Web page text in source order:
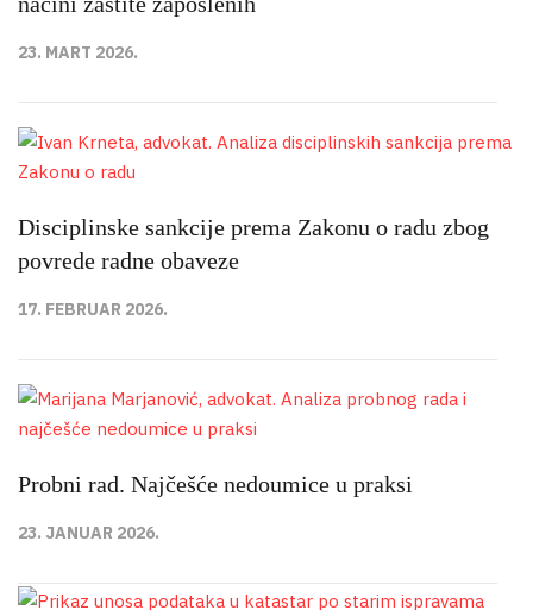
23. MART 2026.
Disciplinske sankcije prema Zakonu o radu zbog
povrede radne obaveze
17. FEBRUAR 2026.
Probni rad. Najčešće nedoumice u praksi
23. JANUAR 2026.